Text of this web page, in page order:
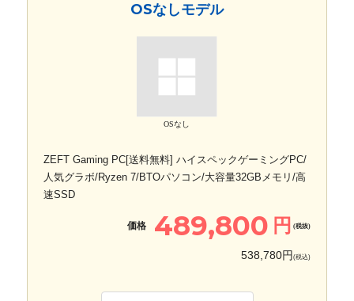
OSなしモデル
OSなし
ZEFT Gaming PC[送料無料] ハイスペックゲーミングPC/
人気グラボ/Ryzen 7/BTOパソコン/大容量32GBメモリ/高
速SSD
価格 489,800 円 (税抜)
538,780円 (税込)